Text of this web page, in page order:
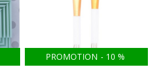
PROMOTION - 10 %